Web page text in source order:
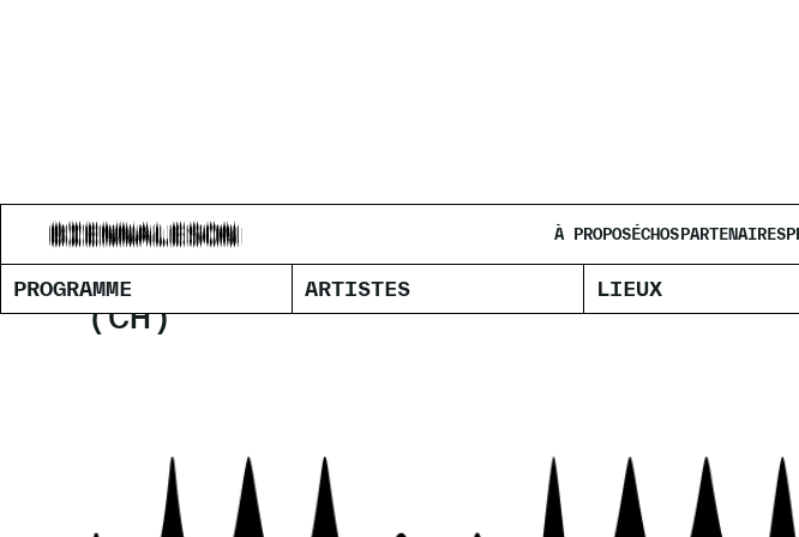
À PROPOSÉCHOSPARTENAIRES
PROGRAMME ARTISTES LIEUX
STRUCTURALS
(CH)